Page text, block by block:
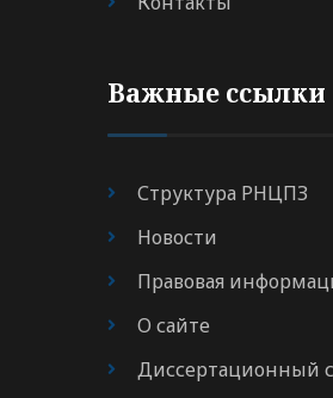
Важные ссылки
Структура РНЦПЗ
Новости
Правовая
О сайте
Диссертационный